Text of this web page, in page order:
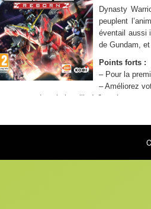
Dynasty
peuplent
éventail aussi
de Gundam,
Points forts :
– Pour la
– Améliorez
vous dans la bataille à 2 en écran